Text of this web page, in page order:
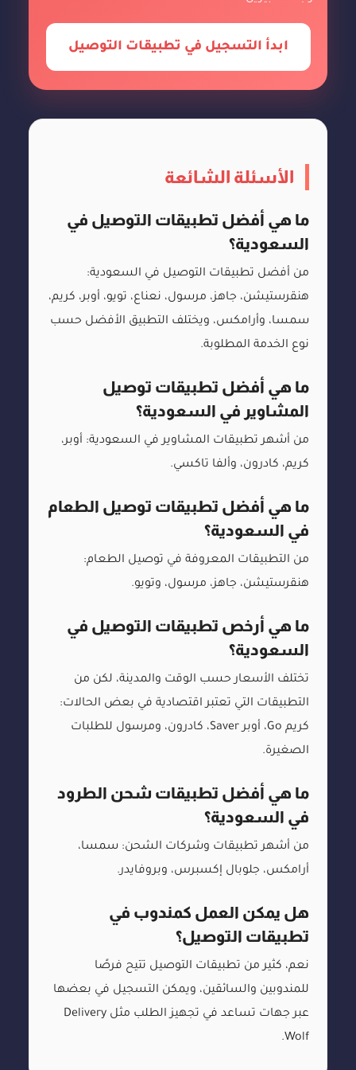
ابدأ التسجيل في تطبيقات التوصيل
الأسئلة الشائعة
ما هي أفضل تطبيقات التوصيل في
السعودية؟
من أفضل تطبيقات التوصيل في السعودية:
هنقرستيشن، جاهز، مرسول، نعناع، تويو، أوبر، كريم،
سمسا، وأرامكس، ويختلف التطبيق الأفضل حسب
نوع الخدمة المطلوبة.
ما هي أفضل تطبيقات توصيل
المشاوير في السعودية؟
من أشهر تطبيقات المشاوير في السعودية: أوبر،
كريم، كادرون، وألفا تاكسي.
ما هي أفضل تطبيقات توصيل الطعام
في السعودية؟
من التطبيقات المعروفة في توصيل الطعام:
هنقرستيشن، جاهز، مرسول، وتويو.
ما هي أرخص تطبيقات التوصيل في
السعودية؟
تختلف الأسعار حسب الوقت والمدينة، لكن من
التطبيقات التي تعتبر اقتصادية في بعض الحالات:
كريم Go، أوبر Saver، كادرون، ومرسول للطلبات
الصغيرة.
ما هي أفضل تطبيقات شحن الطرود
في السعودية؟
من أشهر تطبيقات وشركات الشحن: سمسا،
أرامكس، جلوبال إكسبرس، وبروفايدر.
هل يمكن العمل كمندوب في
تطبيقات التوصيل؟
نعم، كثير من تطبيقات التوصيل تتيح فرصًا
للمندوبين والسائقين، ويمكن التسجيل في بعضها
عبر جهات تساعد في تجهيز الطلب مثل Delivery
Wolf.